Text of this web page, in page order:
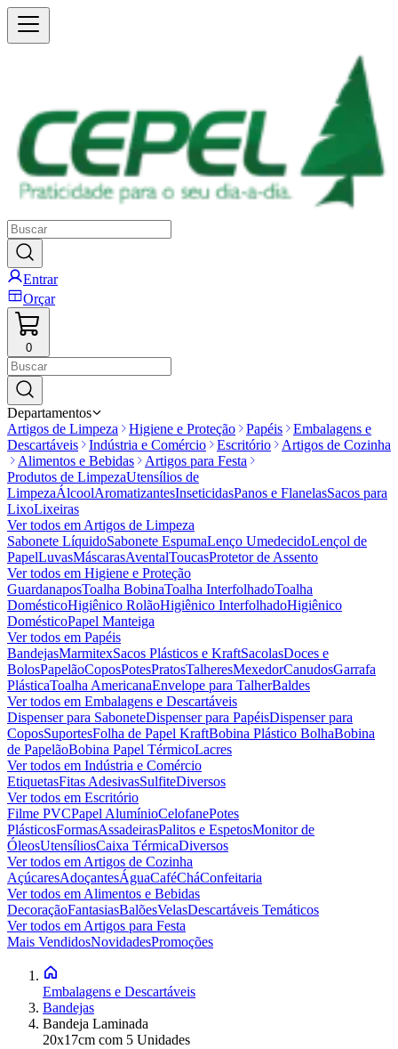
Entrar
Orçar
0
Departamentos
Artigos de Limpeza
Higiene e Proteção Papéis
Embalagens e
Descartáveis
Indústria e Comércio Escritório
Artigos de Cozinha
Alimentos e Bebidas
Artigos para Festa
Produtos de LimpezaUtensílios de
LimpezaÁlcoolAromatizantesInseticidasPanos e FlanelasSacos para
LixoLixeiras
Ver todos em Artigos de Limpeza
Sabonete LíquidoSabonete EspumaLenço UmedecidoLençol de
PapelLuvasMáscarasAventalToucasProtetor de Assento
Ver todos em Higiene e Proteção
GuardanaposToalha BobinaToalha InterfolhadoToalha
DomésticoHigiênico RolãoHigiênico InterfolhadoHigiênico
DomésticoPapel Manteiga
Ver todos em Papéis
BandejasMarmitexSacos Plásticos e KraftSacolasDoces e
BolosPapelãoCoposPotesPratosTalheresMexedorCanudosGarrafa
PlásticaToalha AmericanaEnvelope para TalherBaldes
Ver todos em Embalagens e Descartáveis
Dispenser para SaboneteDispenser para PapéisDispenser para
CoposSuportesFolha de Papel KraftBobina Plástico BolhaBobina
de PapelãoBobina Papel TérmicoLacres
Ver todos em Indústria e Comércio
EtiquetasFitas AdesivasSulfiteDiversos
Ver todos em Escritório
Filme PVCPapel AlumínioCelofanePotes
PlásticosFormasAssadeirasPalitos e EspetosMonitor de
ÓleosUtensíliosCaixa TérmicaDiversos
Ver todos em Artigos de Cozinha
AçúcaresAdoçantesÁguaCaféCháConfeitaria
Ver todos em Alimentos e Bebidas
DecoraçãoFantasiasBalõesVelasDescartáveis Temáticos
Ver todos em Artigos para Festa
Mais VendidosNovidadesPromoções
Embalagens e Descartáveis
Bandejas
Bandeja Laminada
20x17cm com 5 Unidades